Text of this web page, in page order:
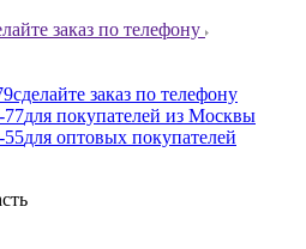
заказ по телефону
сделайте заказ по телефону
77для покупателей из Москвы
55для оптовых покупателей